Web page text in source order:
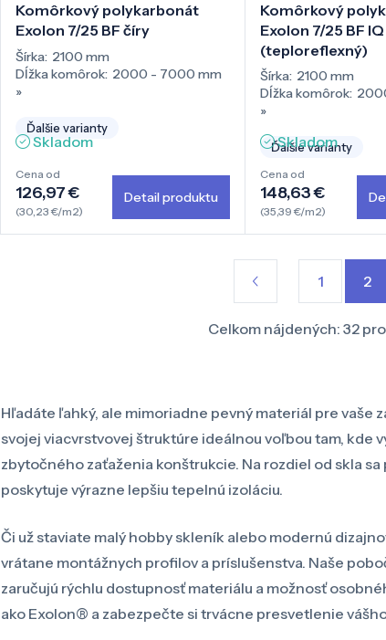
Komôrkový polykarbonát
Exolon 7/25 BF číry
Šírka: 2100 mm
Dĺžka komôrok: 2000 - 7000 mm
»
Ďalšie varianty
Skladom
Cena od
126,97 €
(30,23 €/m2)
Detail produktu
Komôrkový
Exolon 7/25 BF
(teploreflexný)
Šírka: 2100 mm
Dĺžka komôrok:
»
Ďalšie varianty
Skladom
Cena od
148,63 €
(35,39 €/m2)
1 2
Celkom nájdených: 32
Hľadáte ľahký, ale mimoriadne pevný materiál pre vaše
svojej viacvrstvovej štruktúre ideálnou voľbou tam, kde
zbytočného zaťaženia konštrukcie. Na rozdiel od skla
poskytuje výrazne lepšiu tepelnú izoláciu.
Či už staviate malý hobby skleník alebo modernú
vrátane montážnych profilov a príslušenstva. Naše
zaručujú rýchlu dostupnosť materiálu a možnosť
ako Exolon® a zabezpečte si trvácne presvetlenie